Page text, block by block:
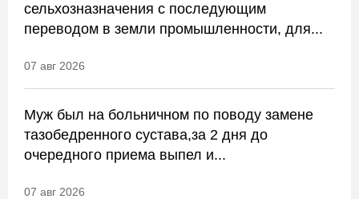
сельхозназначения с последующим
переводом в земли промышленности, для...
07 авг 2026
Муж был на больничном по поводу замене
тазобедренного сустава,за 2 дня до
очередного приема выпел и...
07 авг 2026